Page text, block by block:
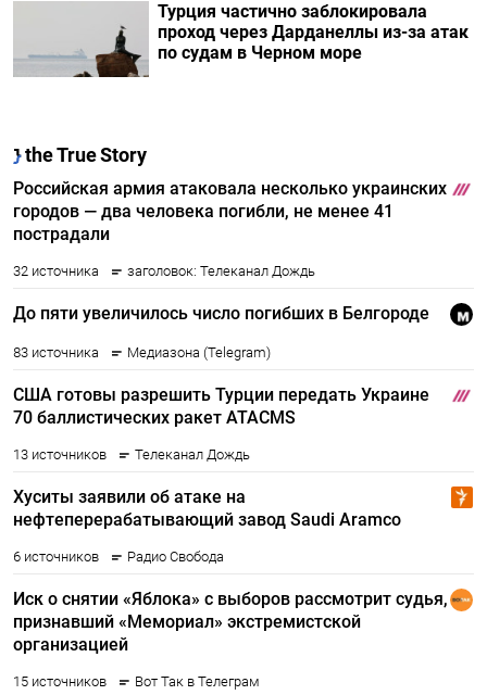
Турция частично заблокировала
проход через Дарданеллы из-за атак
по судам в Черном море